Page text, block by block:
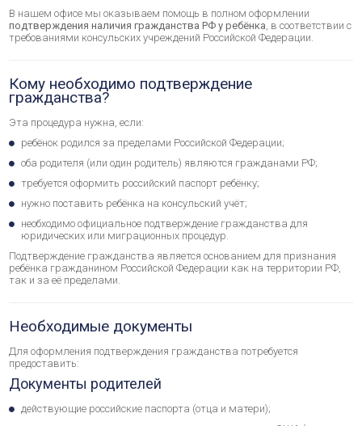
В нашем офисе мы оказываем помощь в полном оформлении
подтверждения наличия гражданства РФ у ребёнка, в соответствии с
требованиями консульских учреждений Российской Федерации.
Кому необходимо подтверждение
гражданства?
Эта процедура нужна, если:
ребёнок родился за пределами Российской Федерации;
оба родителя (или один родитель) являются гражданами РФ;
требуется оформить российский паспорт ребёнку;
нужно поставить ребёнка на консульский учёт;
необходимо официальное подтверждение гражданства для
юридических или миграционных процедур.
Подтверждение гражданства является основанием для признания
ребёнка гражданином Российской Федерации как на территории РФ,
так и за её пределами.
Необходимые документы
Для оформления подтверждения гражданства потребуется
предоставить:
Документы родителей
действующие российские паспорта (отца и матери);